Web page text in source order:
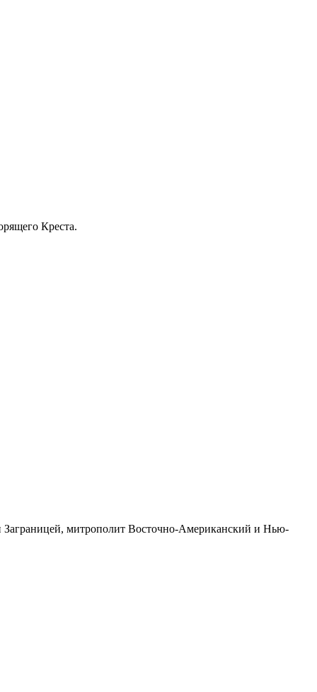
Креста.
митрополит Восточно-Американский и Нью-